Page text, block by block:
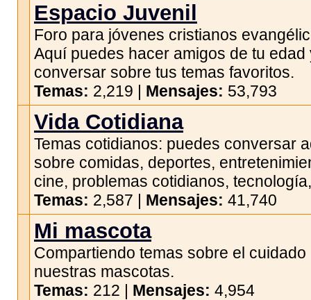
Espacio Juvenil
Foro para jóvenes cristianos
Aquí puedes hacer amigos de tu edad
conversar sobre tus temas favoritos.
Temas: 2,219 | Mensajes: 53,793
Vida Cotidiana
Temas cotidianos: puedes conversar
sobre comidas, deportes,
cine, problemas cotidianos,
Temas: 2,587 | Mensajes: 41,740
Mi mascota
Compartiendo temas sobre el cuidado
nuestras mascotas.
Temas: 212 | Mensajes: 4,954